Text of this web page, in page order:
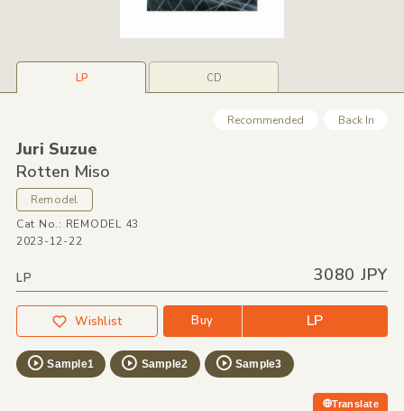
LP CD
Recommended Back In
Juri Suzue
Rotten Miso
Remodel
Cat No.: REMODEL 43
2023-12-22
LP 3080 JPY
Wishlist Buy LP
Sample1 Sample2 Sample3
Translate